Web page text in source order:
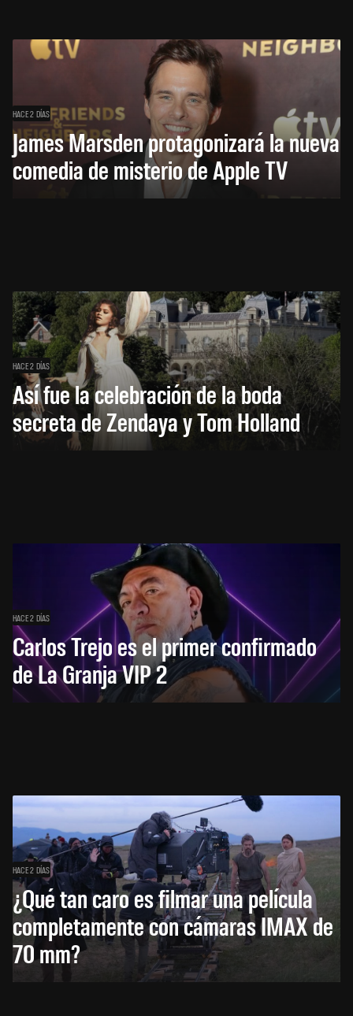
HACE 2 DÍAS
James Marsden protagonizará la nueva
comedia de misterio de Apple TV
HACE 2 DÍAS
Así fue la celebración de la boda
secreta de Zendaya y Tom Holland
HACE 2 DÍAS
Carlos Trejo es el primer confirmado
de La Granja VIP 2
HACE 2 DÍAS
¿Qué tan caro es filmar una película
completamente con cámaras IMAX de
70 mm?